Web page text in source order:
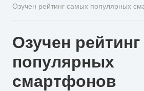
Озучен рейтинг самых популярных
Озучен
популярных
смартфонов